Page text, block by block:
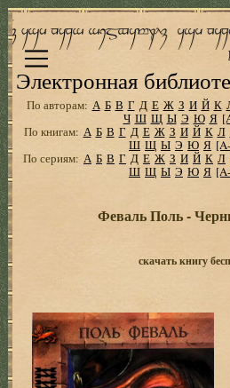
Электронная
По авторам: А Б В Г Д Е Ж З И Й К
Ч Ш Щ Ы Э Ю Я
По книгам: А Б В Г Д Е Ж З И Й К Л
Ш Щ Ы Э Ю Я
По сериям: А Б В Г Д Е Ж З И Й К Л
Ш Щ Ы Э Ю Я
Феваль Поль -
скачать книгу